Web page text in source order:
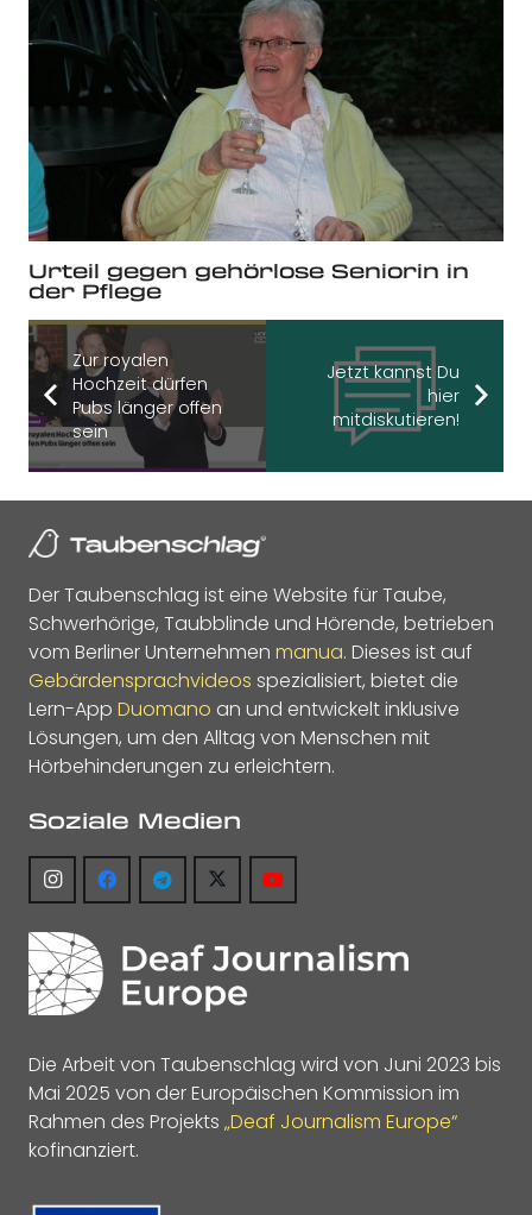
Urteil gegen gehörlose Seniorin in
der Pflege
Zur royalen
Hochzeit dürfen
Pubs länger offen
sein
Jetzt kannst Du
hier
mitdiskutieren!
Der Taubenschlag ist eine Website für Taube,
Schwerhörige, Taubblinde und Hörende, betrieben
vom Berliner Unternehmen manua. Dieses ist auf
Gebärdensprachvideos spezialisiert, bietet die
Lern-App Duomano an und entwickelt inklusive
Lösungen, um den Alltag von Menschen mit
Hörbehinderungen zu erleichtern.
Soziale Medien
Die Arbeit von Taubenschlag wird von Juni 2023 bis
Mai 2025 von der Europäischen Kommission im
Rahmen des Projekts „Deaf Journalism Europe“
kofinanziert.